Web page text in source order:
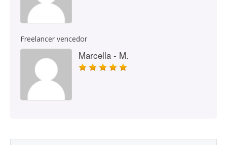
Freelancer vencedor
Marcella - M.